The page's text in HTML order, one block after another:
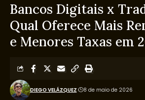
Bancos Digitais x
Qual Oferece Mais
e Menores Taxas em
DIEGO VELÁZQUEZ 8 de maio de 2026